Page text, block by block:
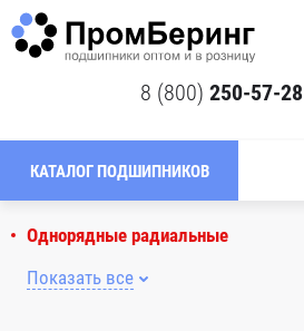
8 (800) 250-57-28
КАТАЛОГ ПОДШИПНИКОВ
Однорядные радиальные
Показать все